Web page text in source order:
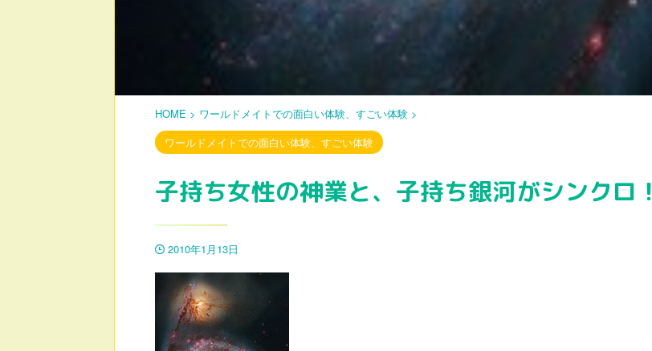
HOME > ワールドメイトでの面白い体験、すごい体験 >
ワールドメイトでの面白い体験、すごい体験
子持ち女性の神業と、子持ち銀河がシンクロ！
2010年1月13日